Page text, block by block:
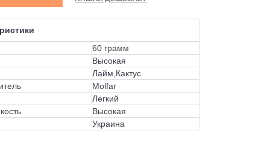
60 грамм
Высокая
Лайм,Кактус
Molfar
Легкий
Высокая
Украина